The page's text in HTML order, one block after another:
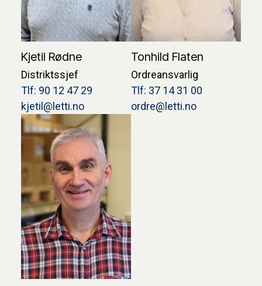
Kjetil Rødne
Distriktssjef
Tlf: 90 12 47 29
kjetil@letti.no
Tonhild Flaten
Ordreansvarlig
Tlf: 37 14 31 00
ordre@letti.no